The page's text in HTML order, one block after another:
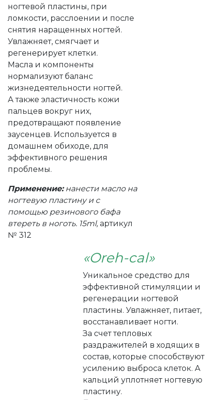
ногтевой пластины, при
ломкости, расслоении и после
снятия наращенных ногтей.
Увлажняет, смягчает и
регенерирует клетки.
Масла и компоненты
нормализуют баланс
жизнедеятельности ногтей.
А также эластичность кожи
пальцев вокруг них,
предотвращают появление
заусенцев. Используется в
домашнем обиходе, для
эффективного решения
проблемы.
Применение:нанести масло на
ногтевую пластину и с
помощью резинового бафа
втереть в ноготь. 15ml, артикул
№ 312
«Oreh-cal»
Уникальное средство для
эффективной стимуляции и
регенерации ногтевой
пластины. Увлажняет, питает,
восстанавливает ногти.
За счет тепловых
раздражителей в ходящих в
состав, которые способствуют
усилению выброса клеток. А
кальций уплотняет ногтевую
пластину.